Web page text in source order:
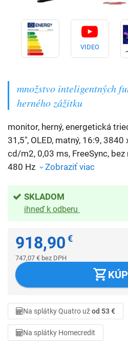
VIDEO
množstvo inteligentných
herného zážitku
monitor, herný, energetická
31,5", OLED, matný, 16:9,
cd/m2, 0,03 ms, FreeSync,
480 Hz
Zobraziť viac
SKLADOM
ihneď k odberu
918,90 €
747,07 € bez DPH
Na splátky Quatro užod 53 €
Na splátky Homecredit